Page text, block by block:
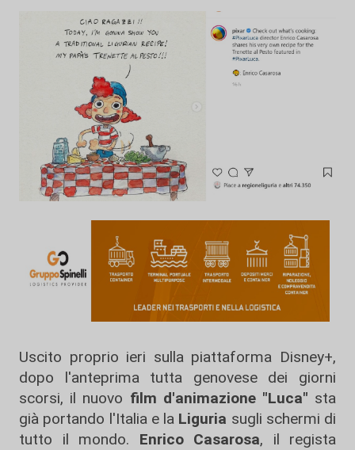
Uscito proprio ieri sulla piattaforma Disney+,
dopo l'anteprima tutta genovese dei giorni
scorsi, il nuovo film d'animazione "Luca" sta
già portando l'Italia e la Liguria sugli schermi di
tutto il mondo. Enrico Casarosa, il regista